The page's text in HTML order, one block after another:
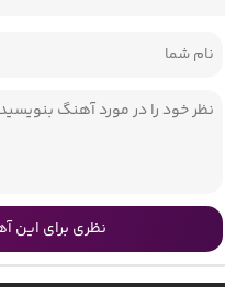
نظری برای این